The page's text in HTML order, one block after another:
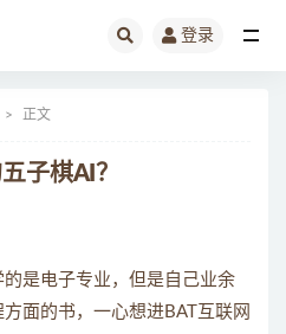
登录
正文
子棋AI？
是电子专业，但是自己业余
面的书，一心想进BAT互联网